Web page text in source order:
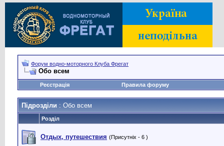
Форум водно-моторного Клуба Фрегат
Обо всем
Реєстрація Правила форуму
Підрозділи : Обо всем
Розділ
Отдых, путешествия (Присутніх - 6 )